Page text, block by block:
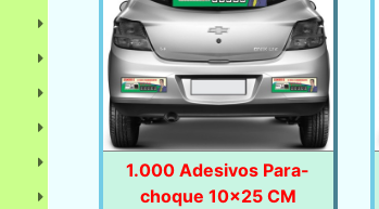
1.000 Adesivos Para-
choque 10x25 CM